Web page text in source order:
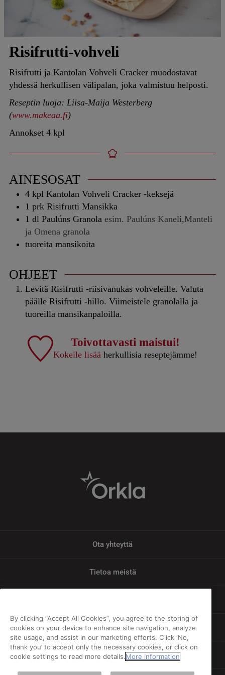
Risifrutti-vohveli
Risifrutti ja Kantolan Vohveli Cracker muodostavat
yhdessä herkullisen välipalan, joka valmistuu helposti.
Reseptin luoja: Liisa-Maija Westerberg
(www.makeaa.fi)
Annokset4 kpl
AINESOSAT
4 kpl Kantolan Vohveli Cracker -keksejä
1 prk Risifrutti Mansikka
1 dl Paulúns Granolaesim. Paulúns Kaneli,Manteli
ja Omena granola
tuoreita mansikoita
OHJEET
Levitä Risifrutti -riisivanukas vohveleille. Valuta
päälle Risifrutti -hillo. Viimeistele granolalla ja
tuoreilla mansikanpaloilla.
Toivottavasti maistui!
Kokeile lisääherkullisia reseptejämme!
Ota yhteyttä
Tietoa meistä
Vastuu
Evästeiden ja henkilötietojen käyttö
By clicking “Accept All Cookies”, you agree to the storing of
cookies on your device to enhance site navigation, analyze
site usage, and assist in our marketing efforts. Click ‘No,
thank you’ to accept only the necessary cookies, or click on
cookie settings to read more details.More information